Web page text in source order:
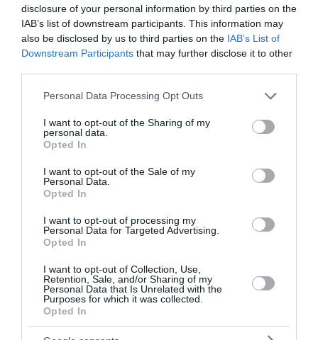
disclosure of your personal information by third parties on the
IAB’s list of downstream participants. This information may
also be disclosed by us to third parties on the IAB’s List of
Downstream Participants that may further disclose it to other
Please note that this website/app uses one or more Google
not limited to your visit or usage behaviour. You may click to
grant or deny consent to Google and its third-party tags to
use your data for below specified purposes in below Google
consent section.
Personal Data Processing Opt Outs
I want to opt-out of the Sharing of my
personal data.
Opted In
I want to opt-out of the Sale of my
Personal Data.
Opted In
I want to opt-out of processing my
Personal Data for Targeted Advertising.
Opted In
I want to opt-out of Collection, Use,
Retention, Sale, and/or Sharing of my
Personal Data that Is Unrelated with the
Purposes for which it was collected.
Opted In
Ταϊλάνδη: Μαθητής άνοιξε πυρ σε σχολείο –
Νεκρός εκπαιδευτικός και τέσσερις
Σοκ έχει προκαλέσει στην Ταϊλάνδη η ένοπλη επίθεση
σε σχολείο στην επαρχία Νονταμπούρι, βόρεια της
Μπανγκόκ, όπου μαθητής άνοιξε πυρ μέσα στις
εγκαταστάσεις του σχολείου, με αποτέλ...
07 Αυγούστου 2026